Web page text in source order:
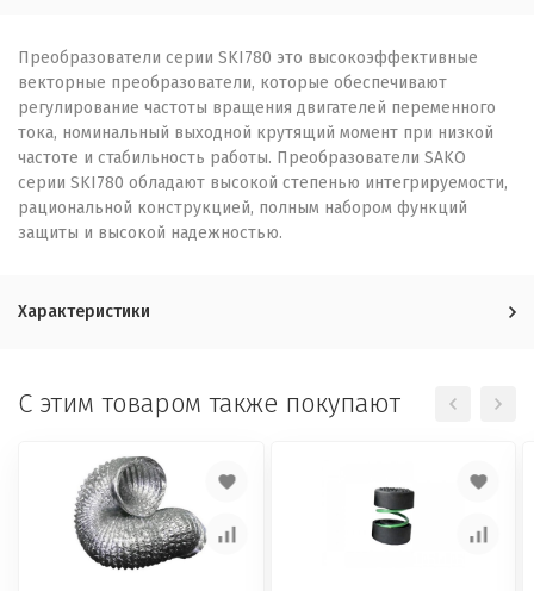
Преобразователи серии SKI780 это высокоэффективные
векторные преобразователи, которые обеспечивают
регулирование частоты вращения двигателей переменного
тока, номинальный выходной крутящий момент при низкой
частоте и стабильность работы. Преобразователи SAKO
серии SKI780 обладают высокой степенью интегрируемости,
рациональной конструкцией, полным набором функций
защиты и высокой надежностью.
Характеристики
C этим товаром также покупают